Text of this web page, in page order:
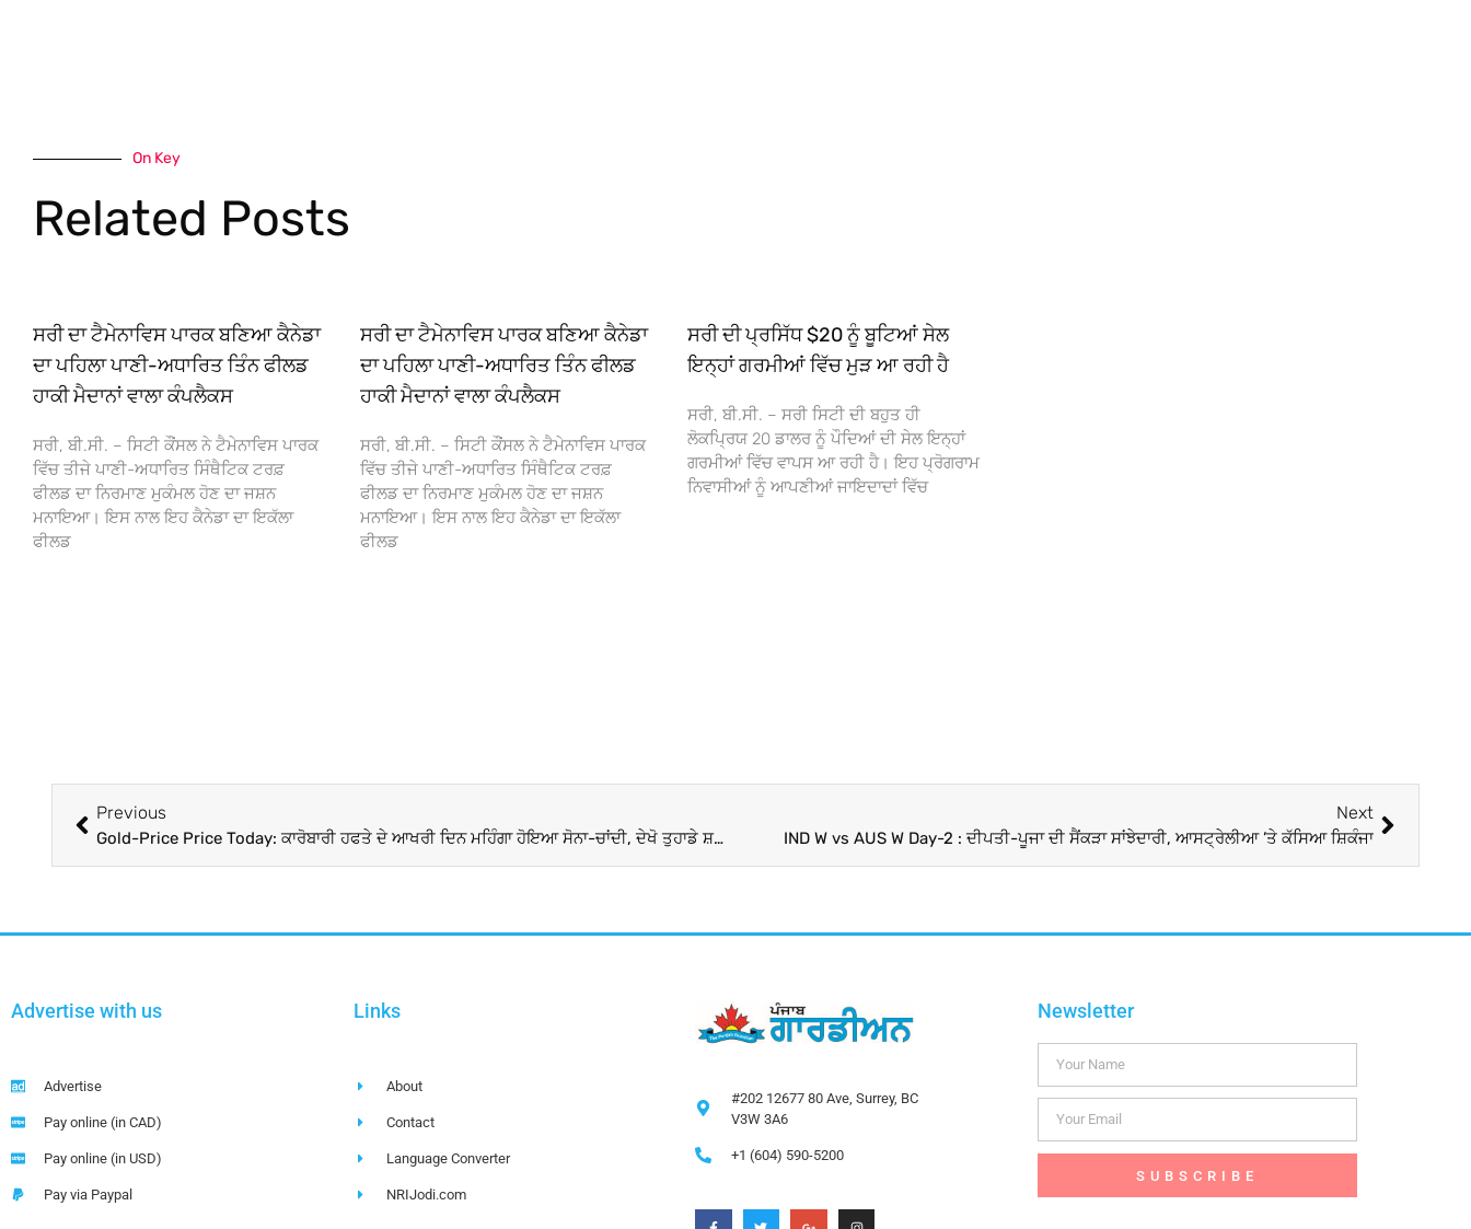
On Key
Related Posts
ਸਰੀ ਦਾ ਟੈਮੇਨਾਵਿਸ ਪਾਰਕ ਬਣਿਆ ਕੈਨੇਡਾ
ਦਾ ਪਹਿਲਾ ਪਾਣੀ-ਅਧਾਰਿਤ ਤਿੰਨ ਫੀਲਡ
ਹਾਕੀ ਮੈਦਾਨਾਂ ਵਾਲਾ ਕੰਪਲੈਕਸ
ਸਰੀ, ਬੀ.ਸੀ. – ਸਿਟੀ ਕੌਂਸਲ ਨੇ ਟੈਮੇਨਾਵਿਸ ਪਾਰਕ
ਵਿੱਚ ਤੀਜੇ ਪਾਣੀ-ਅਧਾਰਿਤ ਸਿੰਥੈਟਿਕ ਟਰਫ਼
ਫੀਲਡ ਦਾ ਨਿਰਮਾਣ ਮੁਕੰਮਲ ਹੋਣ ਦਾ ਜਸ਼ਨ
ਮਨਾਇਆ। ਇਸ ਨਾਲ ਇਹ ਕੈਨੇਡਾ ਦਾ ਇਕੱਲਾ
ਫੀਲਡ
ਸਰੀ ਦਾ ਟੈਮੇਨਾਵਿਸ ਪਾਰਕ ਬਣਿਆ ਕੈਨੇਡਾ
ਦਾ ਪਹਿਲਾ ਪਾਣੀ-ਅਧਾਰਿਤ ਤਿੰਨ ਫੀਲਡ
ਹਾਕੀ ਮੈਦਾਨਾਂ ਵਾਲਾ ਕੰਪਲੈਕਸ
ਸਰੀ, ਬੀ.ਸੀ. – ਸਿਟੀ ਕੌਂਸਲ ਨੇ ਟੈਮੇਨਾਵਿਸ ਪਾਰਕ
ਵਿੱਚ ਤੀਜੇ ਪਾਣੀ-ਅਧਾਰਿਤ ਸਿੰਥੈਟਿਕ ਟਰਫ਼
ਫੀਲਡ ਦਾ ਨਿਰਮਾਣ ਮੁਕੰਮਲ ਹੋਣ ਦਾ ਜਸ਼ਨ
ਮਨਾਇਆ। ਇਸ ਨਾਲ ਇਹ ਕੈਨੇਡਾ ਦਾ ਇਕੱਲਾ
ਫੀਲਡ
ਸਰੀ ਦੀ ਪ੍ਰਸਿੱਧ $20 ਨੂੰ ਬੂਟਿਆਂ ਸੇਲ
ਇਨ੍ਹਾਂ ਗਰਮੀਆਂ ਵਿੱਚ ਮੁੜ ਆ ਰਹੀ ਹੈ
ਸਰੀ, ਬੀ.ਸੀ. – ਸਰੀ ਸਿਟੀ ਦੀ ਬਹੁਤ ਹੀ
ਲੋਕਪ੍ਰਿਯ 20 ਡਾਲਰ ਨੂੰ ਪੌਦਿਆਂ ਦੀ ਸੇਲ ਇਨ੍ਹਾਂ
ਗਰਮੀਆਂ ਵਿੱਚ ਵਾਪਸ ਆ ਰਹੀ ਹੈ। ਇਹ ਪ੍ਰੋਗਰਾਮ
ਨਿਵਾਸੀਆਂ ਨੂੰ ਆਪਣੀਆਂ ਜਾਇਦਾਦਾਂ ਵਿੱਚ
Previous
Gold-Price Price Today: ਕਾਰੋਬਾਰੀ ਹਫਤੇ ਦੇ ਆਖਰੀ ਦਿਨ ਮਹਿੰਗਾ ਹੋਇਆ ਸੋਨਾ-ਚਾਂਦੀ, ਦੇਖੋ ਤੁਹਾਡੇ ਸ਼ਹਿਰ ‘ਚ ਸੋਨੇ ਦੀ ਕੀਮਤ
Next
IND W vs AUS W Day-2 : ਦੀਪਤੀ-ਪੂਜਾ ਦੀ ਸੈਂਕੜਾ ਸਾਂਝੇਦਾਰੀ, ਆਸਟ੍ਰੇਲੀਆ ’ਤੇ ਕੱਸਿਆ ਸ਼ਿਕੰਜਾ
Advertise with us
Advertise
Pay online (in CAD)
Pay online (in USD)
Pay via Paypal
Links
About
Contact
Language Converter
NRIJodi.com
#202 12677 80 Ave, Surrey, BC
V3W 3A6
+1 (604) 590-5200
Newsletter
SUBSCRIBE